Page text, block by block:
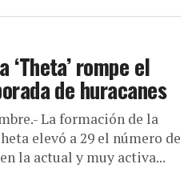
rompe el
de huracanes
La formación de la
elevó a 29 el número de
la actual y muy activa...